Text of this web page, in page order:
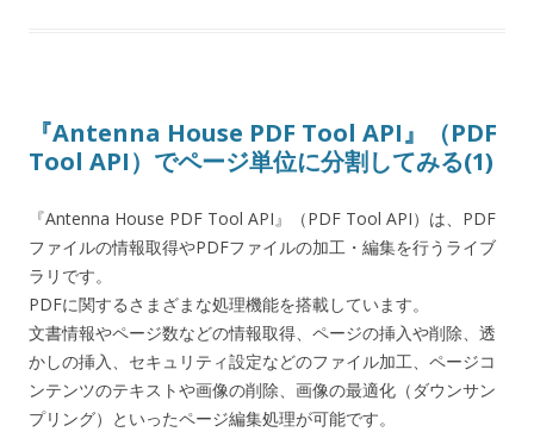
『Antenna House PDF Tool API』（PDF
Tool API）でページ単位に分割してみる(1)
『Antenna House PDF Tool API』（PDF Tool API）は、PDF
ファイルの情報取得やPDFファイルの加工・編集を行うライブ
ラリです。
PDFに関するさまざまな処理機能を搭載しています。
文書情報やページ数などの情報取得、ページの挿入や削除、透
かしの挿入、セキュリティ設定などのファイル加工、ページコ
ンテンツのテキストや画像の削除、画像の最適化（ダウンサン
プリング）といったページ編集処理が可能です。